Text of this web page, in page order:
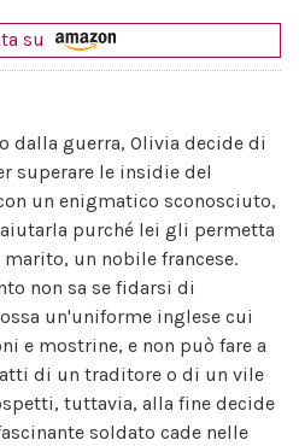
su
dalla guerra, Olivia decide di
superare le insidie del
un enigmatico sconosciuto,
purché lei gli permetta
un nobile francese.
non sa se fidarsi di
un'uniforme inglese cui
e mostrine, e non può fare a
di un traditore o di un vile
tuttavia, alla fine decide
soldato cade nelle